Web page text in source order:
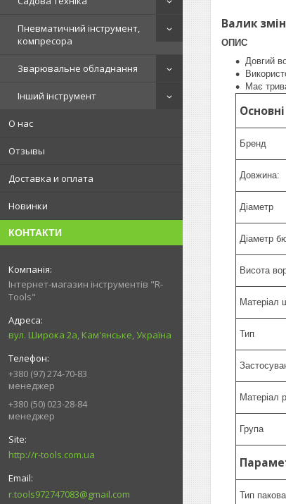
Пневматичний інструмент,
компресора
Зварювальне обладнання
Інший інструмент
О нас
Отзывы
Доставка и оплата
Новинки
КОНТАКТИ
Інтернет-магазин інструментів "R-
Tools"
вул. Широка 2а, Кам'янське, Україна
+380 (97) 274-70-83
менеджер
+380 (50) 023-28-84
менеджер
http://r-tools.com.ua
r.tools972747083@gmail.com
Валик
ОПИС
Довгий
Має
Бренд
Довжина:
Діаметр
Діаметр
Висота
Матеріал
Тип
Матеріал
Група
Тип